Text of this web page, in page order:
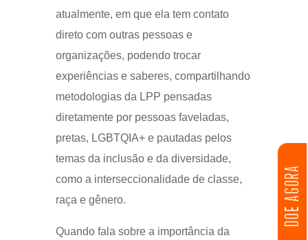
DOE AGORA
atualmente, em que ela tem contato
direto com outras pessoas e
organizações, podendo trocar
experiências e saberes, compartilhando
metodologias da LPP pensadas
diretamente por pessoas faveladas,
pretas, LGBTQIA+ e pautadas pelos
temas da inclusão e da diversidade,
como a interseccionalidade de classe,
raça e gênero.
Quando fala sobre a importância da